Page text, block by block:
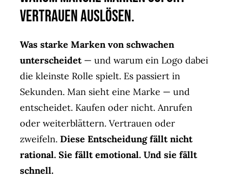
Vertrauen auslösen.
Was starke Marken von schwachen
unterscheidet— und warum ein Logo dabei
die kleinste Rolle spielt. Es passiert in
Sekunden. Man sieht eine Marke — und
entscheidet. Kaufen oder nicht. Anrufen
oder weiterblättern. Vertrauen oder
zweifeln. Diese Entscheidung fällt nicht
rational. Sie fällt emotional. Und sie fällt
schnell.